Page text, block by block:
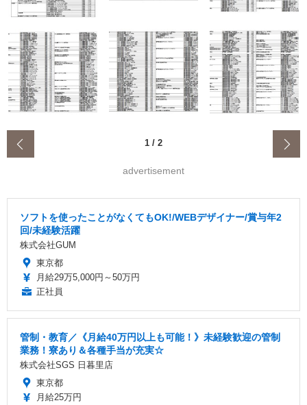
1 / 2
advertisement
ソフトを使ったことがなくてもOK!/WEBデザイナー/賞与年2
回/未経験活躍
株式会社GUM
東京都
月給29万5,000円～50万円
正社員
管制・教育／《月給40万円以上も可能！》未経験歓迎の管制
業務！寮あり＆各種手当が充実☆
株式会社SGS 日暮里店
東京都
月給25万円